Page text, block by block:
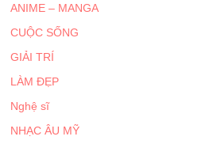
ANIME – MANGA
CUỘC SỐNG
GIẢI TRÍ
LÀM ĐẸP
Nghệ sĩ
NHẠC ÂU MỸ